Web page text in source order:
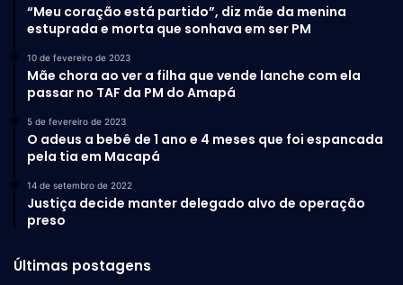
“Meu coração está partido”, diz mãe da menina
estuprada e morta que sonhava em ser PM
10 de fevereiro de 2023
Mãe chora ao ver a filha que vende lanche com ela
passar no TAF da PM do Amapá
5 de fevereiro de 2023
O adeus a bebê de 1 ano e 4 meses que foi espancada
pela tia em Macapá
14 de setembro de 2022
Justiça decide manter delegado alvo de operação
preso
Últimas postagens